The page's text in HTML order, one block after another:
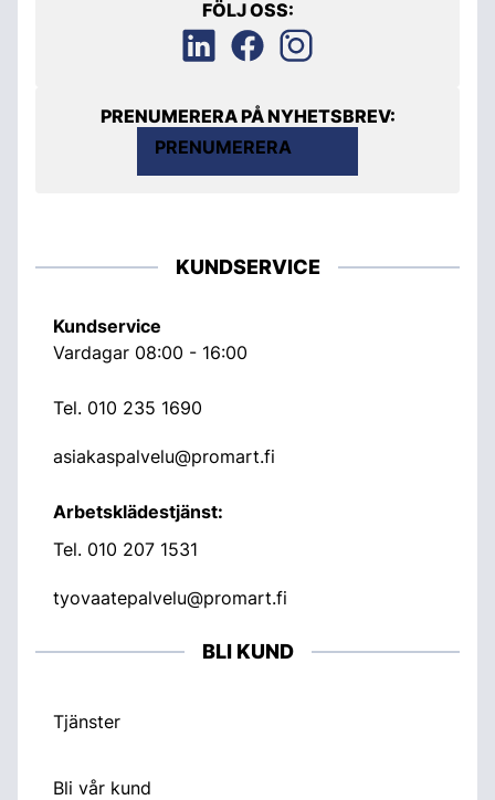
FÖLJ OSS:
PRENUMERERA PÅ NYHETSBREV:
PRENUMERERA
KUNDSERVICE
Kundservice
Vardagar 08:00 - 16:00
Tel. 010 235 1690
asiakaspalvelu@promart.fi
Arbetsklädestjänst:
Tel. 010 207 1531
tyovaatepalvelu@promart.fi
BLI KUND
Tjänster
Bli vår kund